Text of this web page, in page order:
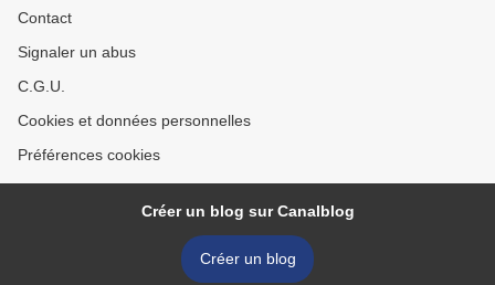
Contact
Signaler un abus
C.G.U.
Cookies et données personnelles
Préférences cookies
Créer un blog sur Canalblog
Créer un blog